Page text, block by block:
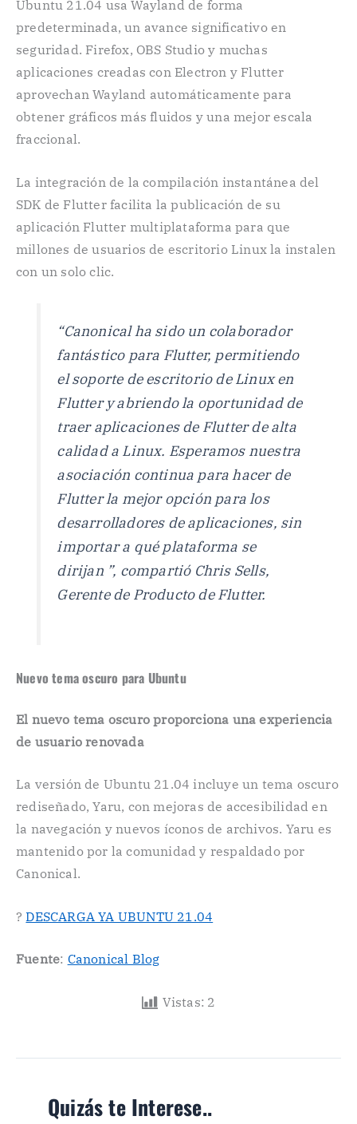
Ubuntu 21.04 usa Wayland de forma
predeterminada, un avance significativo en
seguridad. Firefox, OBS Studio y muchas
aplicaciones creadas con Electron y Flutter
aprovechan Wayland automáticamente para
obtener gráficos más fluidos y una mejor escala
fraccional.
La integración de la compilación instantánea del
SDK de Flutter facilita la publicación de su
aplicación Flutter multiplataforma para que
millones de usuarios de escritorio Linux la instalen
con un solo clic.
“Canonical ha sido un colaborador
fantástico para Flutter, permitiendo
el soporte de escritorio de Linux en
Flutter y abriendo la oportunidad de
traer aplicaciones de Flutter de alta
calidad a Linux. Esperamos nuestra
asociación continua para hacer de
Flutter la mejor opción para los
desarrolladores de aplicaciones, sin
importar a qué plataforma se
dirijan ”, compartió Chris Sells,
Gerente de Producto de Flutter.
Nuevo tema oscuro para Ubuntu
El nuevo tema oscuro proporciona una experiencia
de usuario renovada
La versión de Ubuntu 21.04 incluye un tema oscuro
rediseñado, Yaru, con mejoras de accesibilidad en
la navegación y nuevos íconos de archivos. Yaru es
mantenido por la comunidad y respaldado por
Canonical.
?DESCARGA YA UBUNTU 21.04
Fuente: Canonical Blog
Vistas: 2
Quizás te Interese..